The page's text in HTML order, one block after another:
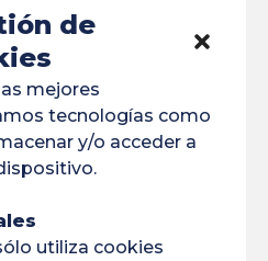
de
mejores
tecnologías como
y/o acceder a
utiliza cookies
Cordón Umbilical
DIRVED DNUM
Continua